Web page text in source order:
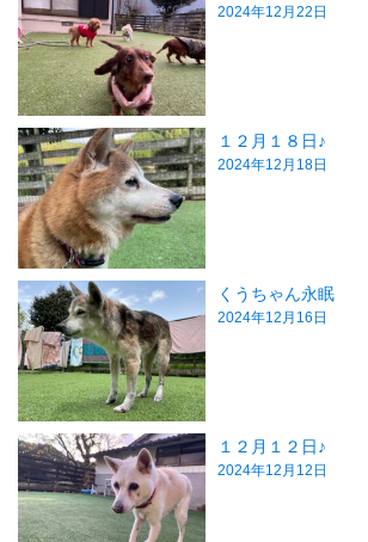
2024年12月22日
１２月１８日♪
2024年12月18日
くうちゃん永眠
2024年12月16日
１２月１２日♪
2024年12月12日